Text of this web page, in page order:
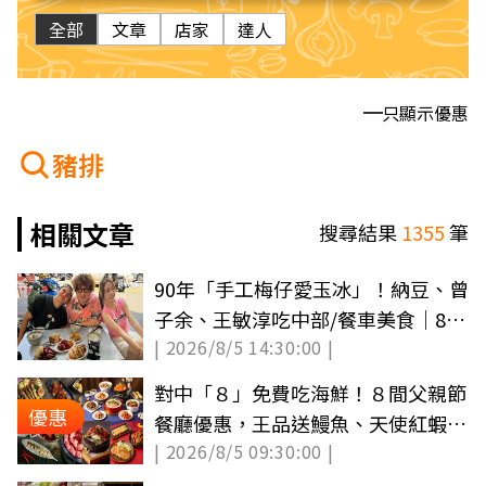
全部 文章 店家 達人
只顯示優惠
豬排
相關文章
搜尋結果 1355筆
90年「手工梅仔愛玉冰」！納豆、曾
子余、王敏淳吃中部/餐車美食｜8/5
店家資訊
| 2026/8/5 14:30:00 |
優惠
對中「８」免費吃海鮮！８間父親節
餐廳優惠，王品送鰻魚、天使紅蝦、
買一送一
| 2026/8/5 09:30:00 |